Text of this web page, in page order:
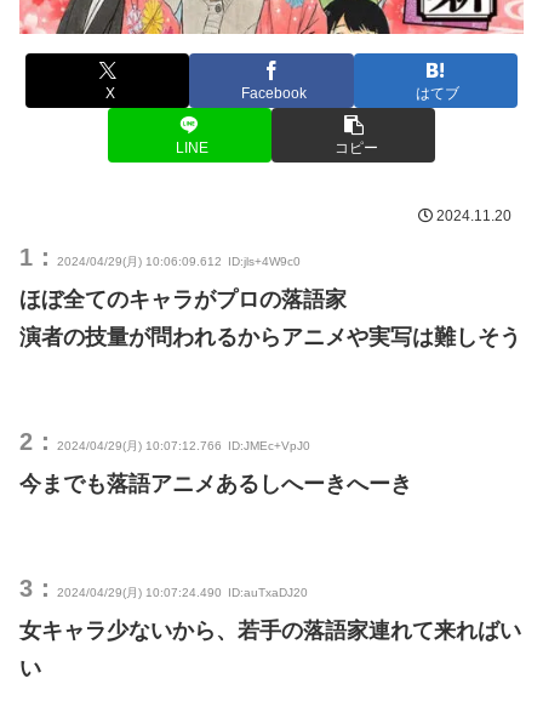
X Facebook はてブ
LINE コピー
2024.11.20
1： 2024/04/29(月) 10:06:09.612 ID:jls+4W9c0
ほぼ全てのキャラがプロの落語家
演者の技量が問われるからアニメや実写は難しそう
2： 2024/04/29(月) 10:07:12.766 ID:JMEc+VpJ0
今までも落語アニメあるしへーきへーき
3： 2024/04/29(月) 10:07:24.490 ID:auTxaDJ20
女キャラ少ないから、若手の落語家連れて来ればい
い